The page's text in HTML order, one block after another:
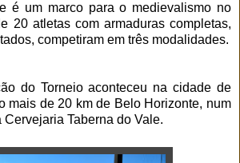
é um marco para o medievalismo no
20 atletas com armaduras completas,
competiram em três modalidades.
do Torneio aconteceu na cidade de
mais de 20 km de Belo Horizonte, num
Taberna do Vale.